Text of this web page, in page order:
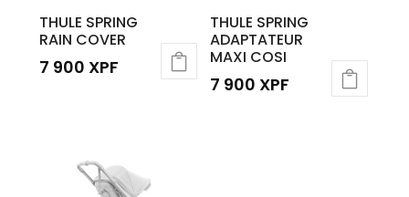
THULE SPRING
RAIN COVER
7 900 XPF
THULE SPRING
ADAPTATEUR
MAXI COSI
7 900 XPF